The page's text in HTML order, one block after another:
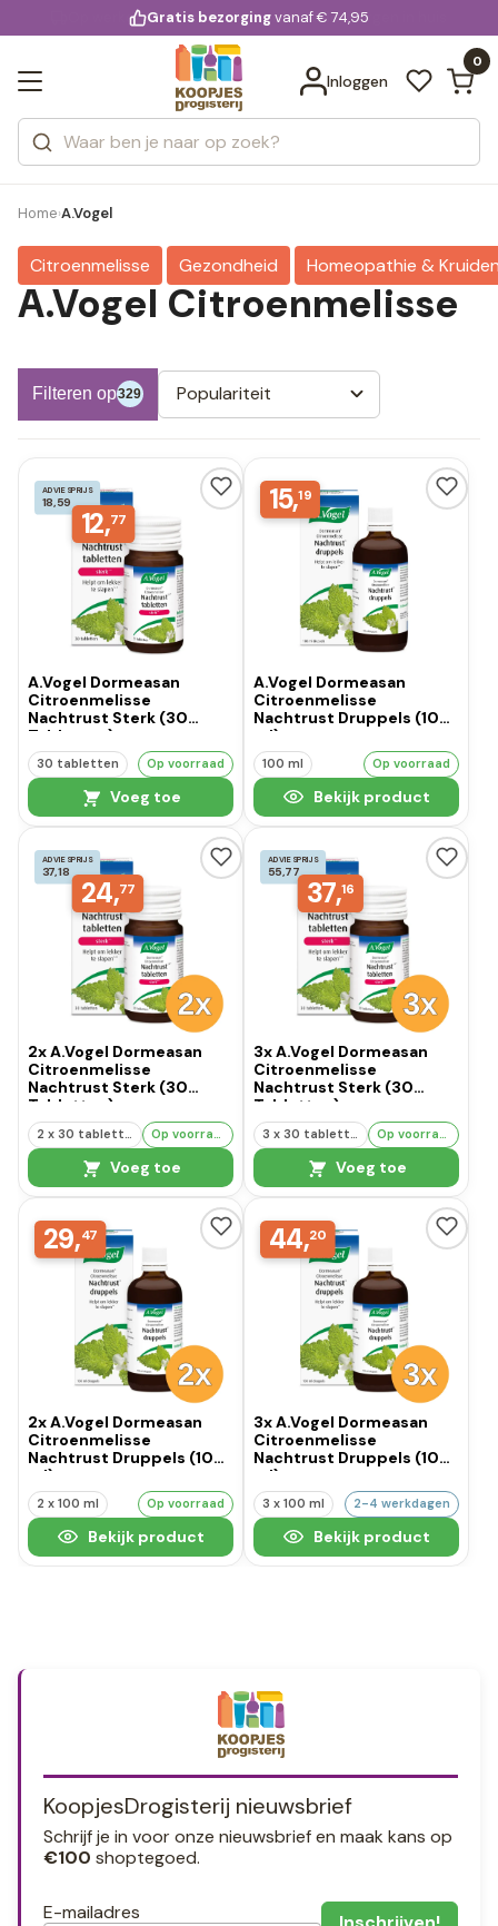
voor 20:00 uur besteld
Gratis bezorgingvanaf € 74,95
Inloggen
0
Zoeken
Categorieën
Merken
Bekijk alle resultaten
Home›A.Vogel
Citroenmelisse Gezondheid Homeopathie &
A.Vogel Citroenmelisse
Filteren op329 Populariteit
ADVIESPRIJS
18,59
12,77
A.Vogel Dormeasan
Citroenmelisse
Nachtrust Sterk (30
Tabletten)
30 tabletten Op voorraad
Voeg toe
15,19
A.Vogel Dormeasan
Citroenmelisse
Nachtrust Druppels (100
ml)
100 ml Op voorraad
Bekijk product
ADVIESPRIJS
37,18
24,77
2x A.Vogel Dormeasan
Citroenmelisse
Nachtrust Sterk (30
Tabletten)
Voeg toe
ADVIESPRIJS
55,77
37,16
3x A.Vogel Dormeasan
Citroenmelisse
Nachtrust Sterk (30
Tabletten)
Voeg toe
29,47
2x A.Vogel Dormeasan
Citroenmelisse
Nachtrust Druppels (100
ml)
2 x 100 ml Op voorraad
Bekijk product
44,20
3x A.Vogel Dormeasan
Citroenmelisse
Nachtrust Druppels (100
ml)
3 x 100 ml 2-4 werkdagen
Bekijk product
KoopjesDrogisterij nieuwsbrief
Schrijf je in voor onze nieuwsbrief en maak kans op
€100 shoptegoed.
E-mailadres